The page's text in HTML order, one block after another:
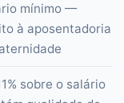
mínimo —
à aposentadoria
sobre o salário